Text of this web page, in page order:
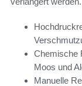
Chemische
Moos und
Manuelle